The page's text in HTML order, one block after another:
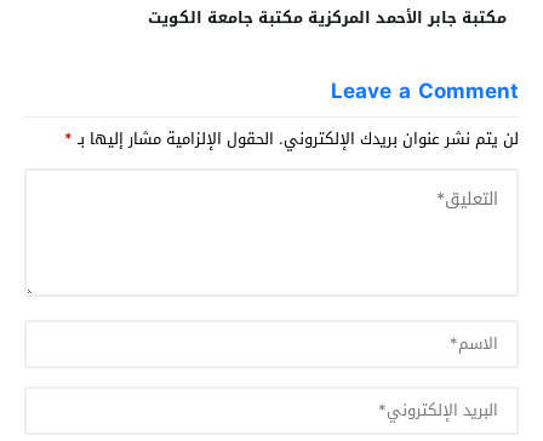
مكتبة جابر الأحمد المركزية مكتبة جامعة الكويت
Leave a Comment
لن يتم نشر عنوان بريدك الإلكتروني. الحقول الإلزامية مشار إليها بـ*